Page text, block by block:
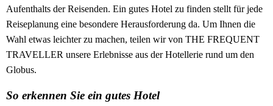
Aufenthalts der Reisenden. Ein gutes Hotel zu finden stellt für jede
Reiseplanung eine besondere Herausforderung da. Um Ihnen die
Wahl etwas leichter zu machen, teilen wir von THE FREQUENT
TRAVELLER unsere Erlebnisse aus der Hotellerie rund um den
Globus.
So erkennen Sie ein gutes Hotel